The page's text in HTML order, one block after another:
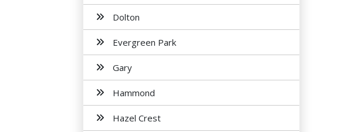
Dolton
Evergreen Park
Gary
Hammond
Hazel Crest